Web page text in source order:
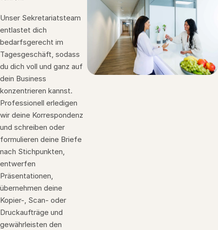
Unser Sekretariatsteam
entlastet dich
bedarfsgerecht im
Tagesgeschäft, sodass
du dich voll und ganz auf
dein Business
konzentrieren kannst.
Professionell erledigen
wir deine Korrespondenz
und schreiben oder
formulieren deine Briefe
nach Stichpunkten,
entwerfen
Präsentationen,
übernehmen deine
Kopier-, Scan- oder
Druckaufträge und
gewährleisten den